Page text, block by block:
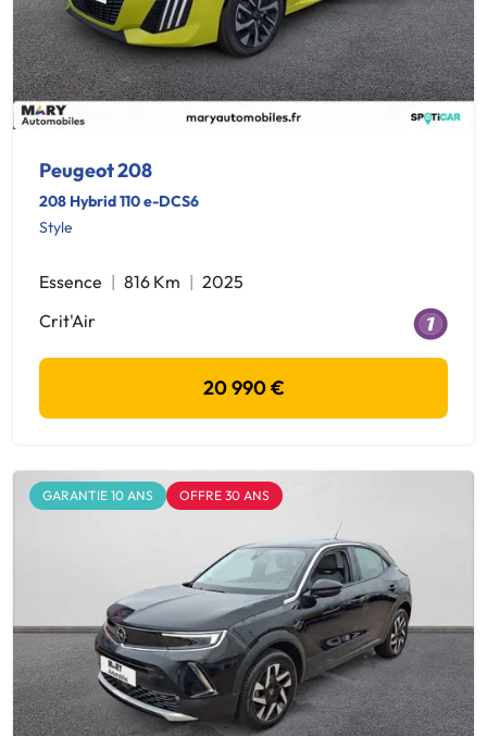
Peugeot 208
208 Hybrid 110 e-DCS6
Style
Essence 816 Km
2025
Crit'Air
20 990 €
GARANTIE 10 ANS OFFRE 30 ANS